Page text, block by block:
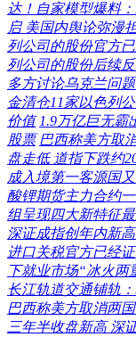
达！自家模型爆料：
启 美国内舆论弥漫
列公司的股份官方
列公司的股份后续
多方讨论乌克兰问
金清仓11家以色列
价值 1.9万亿巨无霸
股票 巴西称美方取
盘走低 道指下跌约
成入境第一客源国
酸锂期货主力合约
组呈现四大新特征
深证成指创年内新
进口关税官方已经
下就业市场“冰火两
长江轨道交通铺轨
巴西称美方取消两
三年半收盘新高 深